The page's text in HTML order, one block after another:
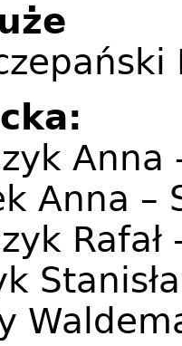
Anna
Anna –
Rafał